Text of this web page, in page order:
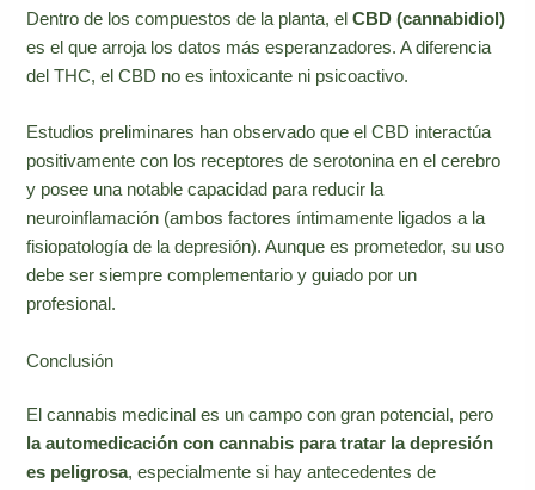
Dentro de los compuestos de la planta, elCBD (cannabidiol)
es el que arroja los datos más esperanzadores. A diferencia
del THC, el CBD no es intoxicante ni psicoactivo.
Estudios preliminares han observado que el CBD interactúa
positivamente con los receptores de serotonina en el cerebro
y posee una notable capacidad para reducir la
neuroinflamación (ambos factores íntimamente ligados a la
fisiopatología de la depresión). Aunque es prometedor, su uso
debe ser siempre complementario y guiado por un
profesional.
Conclusión
El cannabis medicinal es un campo con gran potencial, pero
la automedicación con cannabis para tratar la depresión
es peligrosa, especialmente si hay antecedentes de